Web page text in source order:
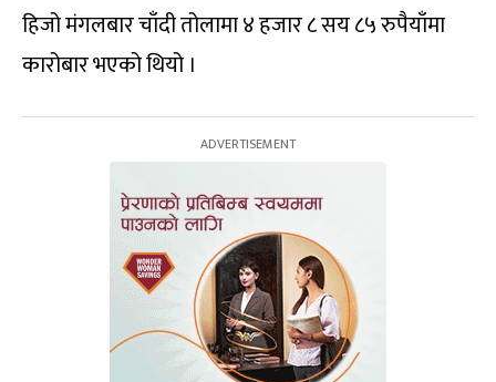
हिजो मंगलबार चाँदी तोलामा ४ हजार ८ सय ८५ रुपैयाँमा
कारोबार भएको थियो ।